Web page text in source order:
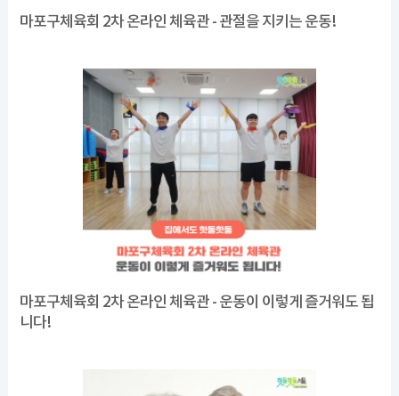
마포구체육회 2차 온라인 체육관 - 관절을 지키는 운동!
마포구체육회 2차 온라인 체육관 - 운동이 이렇게 즐거워도 됩
니다!